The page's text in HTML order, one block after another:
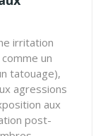
irritation
un
tatouage),
agressions
aux
post-